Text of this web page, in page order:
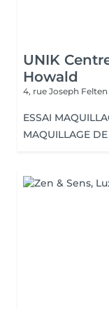
UNIK
Howald
4, rue Joseph Felten
ESSAI
MAQUILLAGE